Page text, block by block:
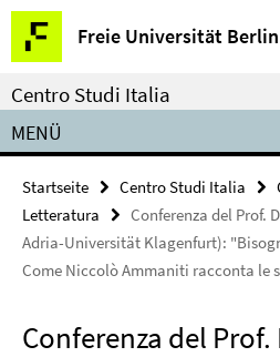
Springe
direkt
zu
Inhalt
Freie Universität Berlin
Service-
Navigation
Centro Studi Italia
MENÜ
Startseite Centro Studi Italia
Letteratura
Conferenza del Prof.
Adria-Universität Klagenfurt):
Come Niccolò Ammaniti racconta le
Conferenza del